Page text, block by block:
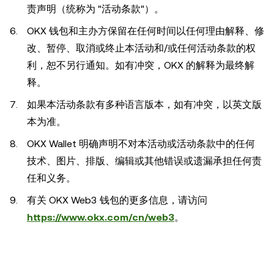
责声明（统称为 "活动条款"）。
OKX 钱包和主办方保留在任何时间以任何理由解释、修
改、暂停、取消或终止本活动和/或任何活动条款的权
利，恕不另行通知。如有冲突，OKX 的解释为最终解
释。
如果本活动条款有多种语言版本，如有冲突，以英文版
本为准。
OKX Wallet 明确声明不对本活动或活动条款中的任何
技术、图片、排版、编辑或其他错误或遗漏承担任何责
任和义务。
有关 OKX Web3 钱包的更多信息，请访问
https://www.okx.com/cn/web3。